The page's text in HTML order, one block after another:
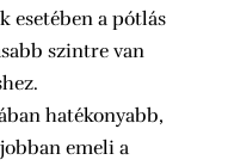
esetében a pótlás
szintre van
hatékonyabb,
emeli a